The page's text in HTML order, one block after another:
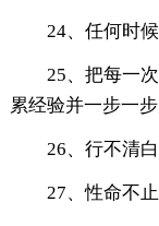
24、任何时
25、把每一
累经验并一步一步
26、行不清
27、性命不